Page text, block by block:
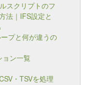
スクリプトのフ
法｜IFS設定と
プと何が違うの
ン一覧
・TSVを処理